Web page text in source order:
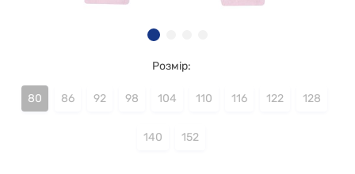
Розмір:
80 86 92 98 104 110 116 122 128
140 152